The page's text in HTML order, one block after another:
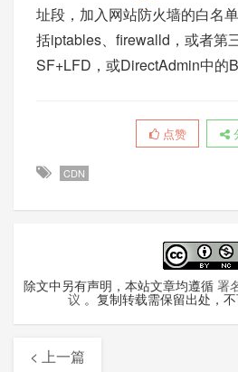
址段，加入网站防火墙的白名
括iptables、firewalld，或者第
SF+LFD，或DirectAdmin中的
点赞
CDN
除文中另有声明，本站文章均遵循 署
议 。复制转载需保留出处，不
< 上一篇